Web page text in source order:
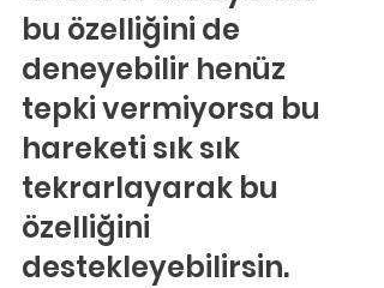
bu özelliğini de
deneyebilir henüz
tepki vermiyorsa bu
hareketi sık sık
tekrarlayarak bu
özelliğini
destekleyebilirsin.